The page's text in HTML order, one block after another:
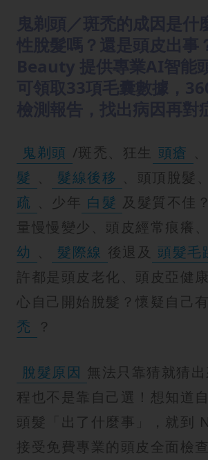
鬼剃頭 /斑禿、狂生 頭瘡 、
髮 、 髮線後移 、頭頂脫髮、
疏 、少年 白髮 及髮質不佳
量慢慢變少、頭皮經常痕癢、
幼 、 髮際線 後退及 頭髮毛
許都是頭皮老化、頭皮亞健
心自己開始脫髮？懷疑自己
禿
？
脫髮原因 無法只靠猜就猜出
程也不是靠自己選！想知道
頭髮「出了什麼事」，就到
接受免費專業的頭皮全面檢